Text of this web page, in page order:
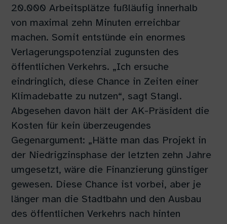
20.000 Arbeitsplätze fußläufig innerhalb
von maximal zehn Minuten erreichbar
machen. Somit entstünde ein enormes
Verlagerungspotenzial zugunsten des
öffentlichen Verkehrs. „Ich ersuche
eindringlich, diese Chance in Zeiten einer
Klimadebatte zu nutzen“, sagt Stangl.
Abgesehen davon hält der AK-Präsident die
Kosten für kein überzeugendes
Gegenargument: „Hätte man das Projekt in
der Niedrigzinsphase der letzten zehn Jahre
umgesetzt, wäre die Finanzierung günstiger
gewesen. Diese Chance ist vorbei, aber je
länger man die Stadtbahn und den Ausbau
des öffentlichen Verkehrs nach hinten